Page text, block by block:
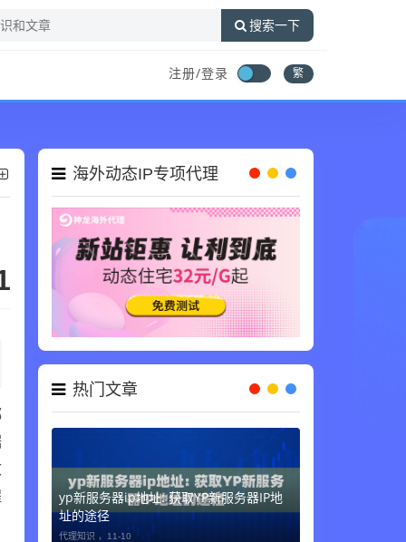
搜索一下
注册/登录 繁
海外动态IP专项代理
热门文章
yp新服务器ip地址: 获取YP新服务器IP地
址的途径
代理知识 ， 11-10